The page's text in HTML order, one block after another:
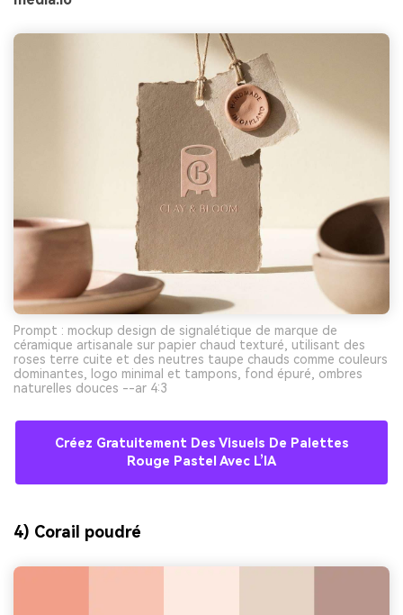
Prompt : mockup design de signalétique de marque de
céramique artisanale sur papier chaud texturé, utilisant des
roses terre cuite et des neutres taupe chauds comme couleurs
dominantes, logo minimal et tampons, fond épuré, ombres
naturelles douces --ar 4:3
Créez Gratuitement Des Visuels De Palettes
Rouge Pastel Avec L’IA
4) Corail poudré